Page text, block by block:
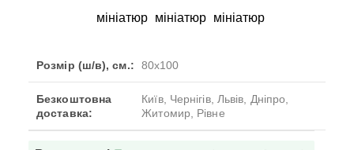
Розмір (ш/в), см.: 80x100
Безкоштовна
доставка:
Київ, Чернігів, Львів, Дніпро,
Житомир, Рівне